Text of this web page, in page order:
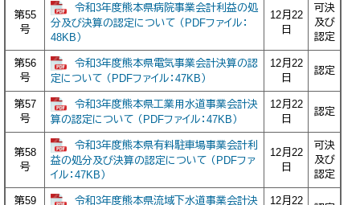
第55
号
令和3年度熊本県病院事業会計利益の処
分及び決算の認定について （PDFファイル：
48KB）
12月22
日
可決
及び
認定
第56
号
令和3年度熊本県電気事業会計決算の認
定について （PDFファイル：47KB）
12月22
日
認定
第57
号
令和3年度熊本県工業用水道事業会計決
算の認定について （PDFファイル：47KB）
12月22
日
認定
第58
号
令和3年度熊本県有料駐車場事業会計利
益の処分及び決算の認定について （PDFファ
イル：47KB）
12月22
日
可決
及び
認定
第59
令和3年度熊本県流域下水道事業会計決
12月22